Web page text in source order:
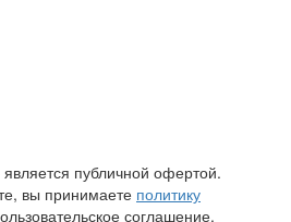
публичной офертой.
вы принимаете политику
соглашение.